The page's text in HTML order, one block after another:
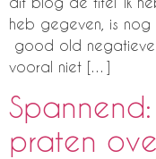
heb gegeven, is nog
good old
vooral niet […]
praten